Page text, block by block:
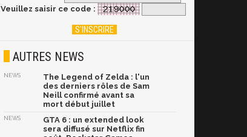
Veuillez saisir ce code :
AUTRES NEWS
NEWS
The Legend of Zelda : l'un
des derniers rôles de Sam
Neill confirmé avant sa
mort début juillet
NEWS
GTA 6 : un extended look
sera diffusé sur Netflix fin